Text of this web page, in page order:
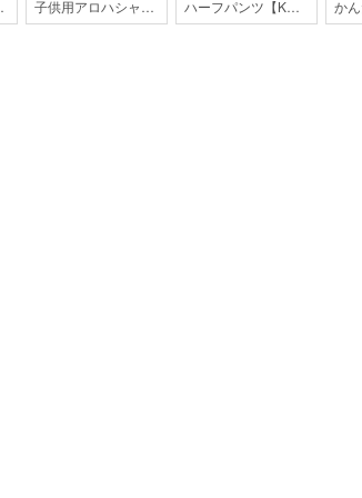
箱 子供用アロハシャツ【HK2-2003】 ハーフパンツ【KH-32-2004】 か